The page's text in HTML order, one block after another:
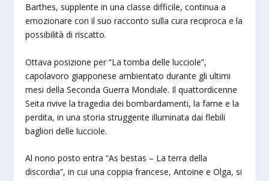
Barthes, supplente in una classe difficile, continua a
emozionare con il suo racconto sulla cura reciproca e la
possibilità di riscatto.
Ottava posizione per “La tomba delle lucciole”,
capolavoro giapponese ambientato durante gli ultimi
mesi della Seconda Guerra Mondiale. Il quattordicenne
Seita rivive la tragedia dei bombardamenti, la fame e la
perdita, in una storia struggente illuminata dai flebili
bagliori delle lucciole.
Al nono posto entra “As bestas – La terra della
discordia”, in cui una coppia francese, Antoine e Olga, si